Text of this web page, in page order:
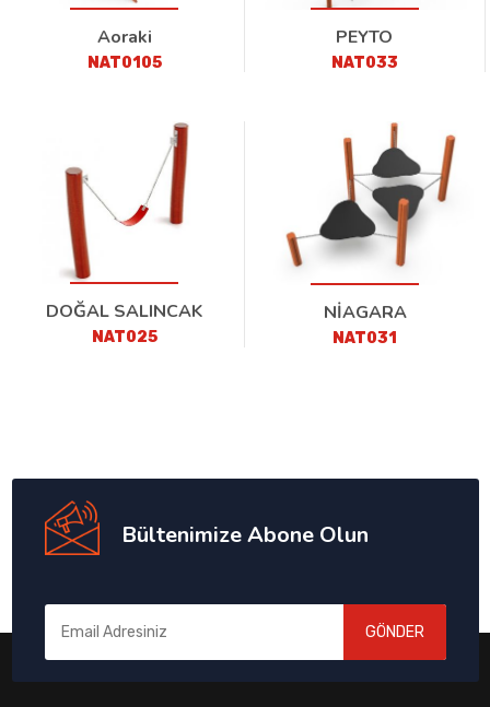
Aoraki
NAT0105
PEYTO
NAT033
DOĞAL SALINCAK
NAT025
NİAGARA
NAT031
Bültenimize Abone Olun
GÖNDER